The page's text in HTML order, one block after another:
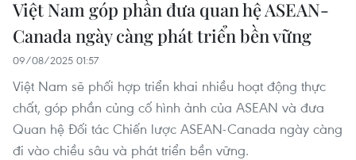
Việt Nam góp phần đưa quan hệ ASEAN-
Canada ngày càng phát triển bền vững
09/08/2025 01:57
Việt Nam sẽ phối hợp triển khai nhiều hoạt động thực
chất, góp phần củng cố hình ảnh của ASEAN và đưa
Quan hệ Đối tác Chiến lược ASEAN-Canada ngày càng
đi vào chiều sâu và phát triển bền vững.